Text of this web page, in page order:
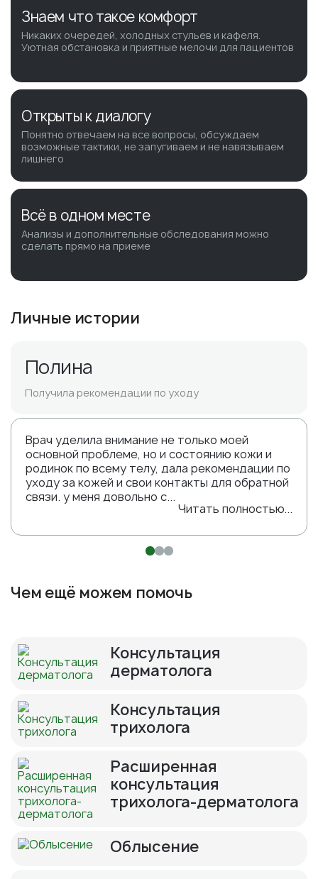
Знаем что такое комфорт
Никаких очередей, холодных стульев и кафеля.
Уютная обстановка и приятные мелочи для пациентов
Открыты к диалогу
Понятно отвечаем на все вопросы, обсуждаем
возможные тактики, не запугиваем и не навязываем
лишнего
Всё в одном месте
Анализы и дополнительные обследования можно
сделать прямо на приеме
Личные истории
Полина
Получила рекомендации по уходу
Врач уделила внимание не только моей
основной проблеме, но и состоянию кожи и
родинок по всему телу, дала рекомендации по
уходу за кожей и свои контакты для обратной
связи. у меня довольно с...
Читать полностью...
Чем ещё можем помочь
Консультация
дерматолога
Консультация
трихолога
Расширенная
консультация
трихолога-дерматолога
Облысение